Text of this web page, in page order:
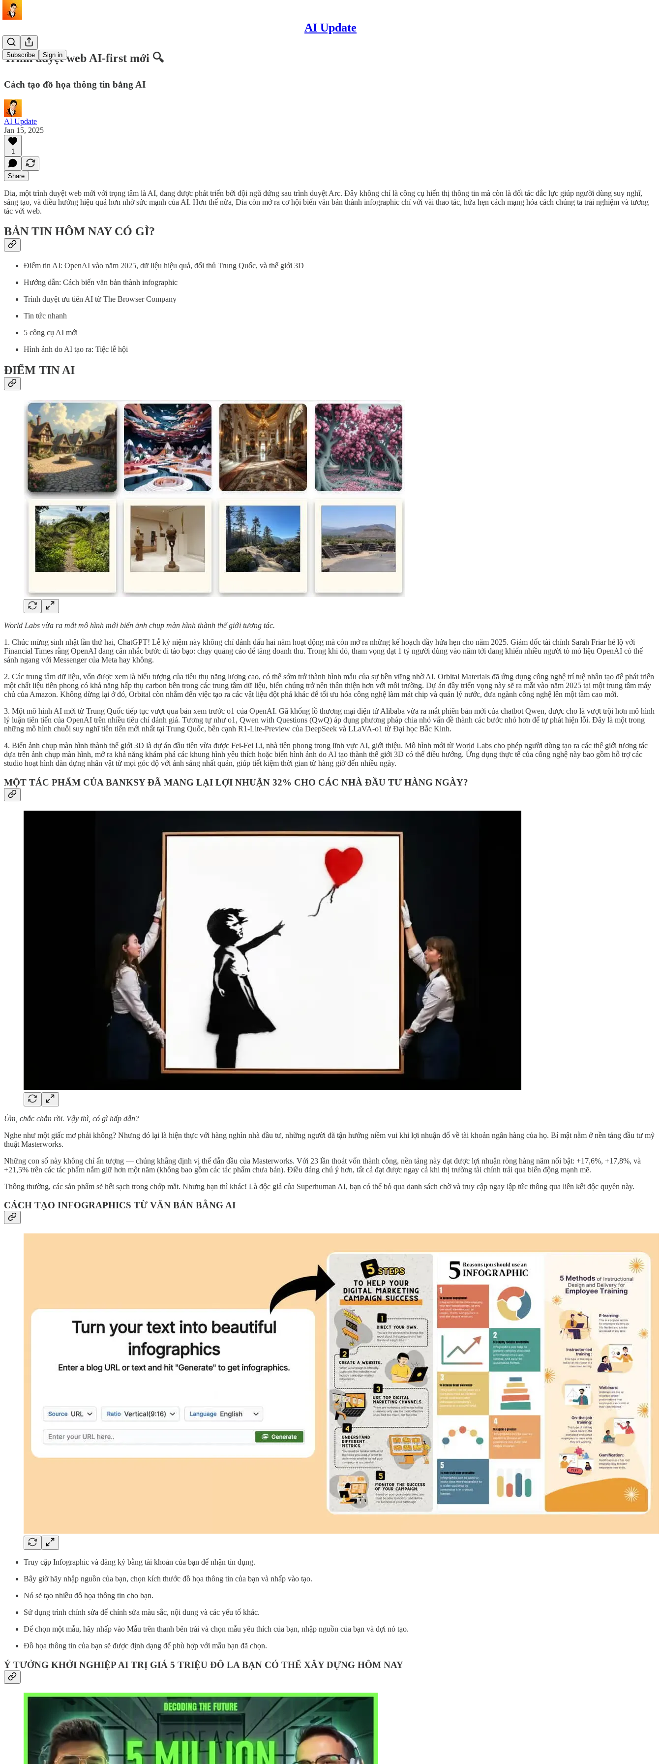
AI Update
Subscribe Sign in
Trình duyệt web AI-first mới 🔍
Cách tạo đồ họa thông tin bằng AI
AI Update
Jan 15, 2025
1
Share
Dia, một trình duyệt web mới với trọng tâm là AI, đang được phát triển bởi đội ngũ đứng sau trình duyệt Arc. Đây không chỉ là công cụ hiển thị thông tin mà còn là đối tác đắc lực giúp người dùng suy nghĩ,
sáng tạo, và điều hướng hiệu quả hơn nhờ sức mạnh của AI. Hơn thế nữa, Dia còn mở ra cơ hội biến văn bản thành infographic chỉ với vài thao tác, hứa hẹn cách mạng hóa cách chúng ta trải nghiệm và tương
tác với web.
BẢN TIN HÔM NAY CÓ GÌ?
Điểm tin AI: OpenAI vào năm 2025, dữ liệu hiệu quả, đối thủ Trung Quốc, và thế giới 3D
Hướng dẫn: Cách biến văn bản thành infographic
Trình duyệt ưu tiên AI từ The Browser Company
Tin tức nhanh
5 công cụ AI mới
Hình ảnh do AI tạo ra: Tiệc lễ hội
ĐIỂM TIN AI
World Labs vừa ra mắt mô hình mới biến ảnh chụp màn hình thành thế giới tương tác.
1. Chúc mừng sinh nhật lần thứ hai, ChatGPT! Lễ kỷ niệm này không chỉ đánh dấu hai năm hoạt động mà còn mở ra những kế hoạch đầy hứa hẹn cho năm 2025. Giám đốc tài chính Sarah Friar hé lộ với
Financial Times rằng OpenAI đang cân nhắc bước đi táo bạo: chạy quảng cáo để tăng doanh thu. Trong khi đó, tham vọng đạt 1 tỷ người dùng vào năm tới đang khiến nhiều người tò mò liệu OpenAI có thể
sánh ngang với Messenger của Meta hay không.
2. Các trung tâm dữ liệu, vốn được xem là biểu tượng của tiêu thụ năng lượng cao, có thể sớm trở thành hình mẫu của sự bền vững nhờ AI. Orbital Materials đã ứng dụng công nghệ trí tuệ nhân tạo để phát triển
một chất liệu tiên phong có khả năng hấp thụ carbon bên trong các trung tâm dữ liệu, biến chúng trở nên thân thiện hơn với môi trường. Dự án đầy triển vọng này sẽ ra mắt vào năm 2025 tại một trung tâm máy
chủ của Amazon. Không dừng lại ở đó, Orbital còn nhắm đến việc tạo ra các vật liệu đột phá khác để tối ưu hóa công nghệ làm mát chip và quản lý nước, đưa ngành công nghệ lên một tầm cao mới.
3. Một mô hình AI mới từ Trung Quốc tiếp tục vượt qua bản xem trước o1 của OpenAI. Gã khổng lồ thương mại điện tử Alibaba vừa ra mắt phiên bản mới của chatbot Qwen, được cho là vượt trội hơn mô hình
lý luận tiên tiến của OpenAI trên nhiều tiêu chí đánh giá. Tương tự như o1, Qwen with Questions (QwQ) áp dụng phương pháp chia nhỏ vấn đề thành các bước nhỏ hơn để tự phát hiện lỗi. Đây là một trong
những mô hình chuỗi suy nghĩ tiên tiến mới nhất tại Trung Quốc, bên cạnh R1-Lite-Preview của DeepSeek và LLaVA-o1 từ Đại học Bắc Kinh.
4. Biến ảnh chụp màn hình thành thế giới 3D là dự án đầu tiên vừa được Fei-Fei Li, nhà tiên phong trong lĩnh vực AI, giới thiệu. Mô hình mới từ World Labs cho phép người dùng tạo ra các thế giới tương tác
dựa trên ảnh chụp màn hình, mở ra khả năng khám phá các khung hình yêu thích hoặc biến hình ảnh do AI tạo thành thế giới 3D có thể điều hướng. Ứng dụng thực tế của công nghệ này bao gồm hỗ trợ các
studio hoạt hình dàn dựng nhân vật từ mọi góc độ với ánh sáng nhất quán, giúp tiết kiệm thời gian từ hàng giờ đến nhiều ngày.
MỘT TÁC PHẨM CỦA BANKSY ĐÃ MANG LẠI LỢI NHUẬN 32% CHO CÁC NHÀ ĐẦU TƯ HÀNG NGÀY?
Ừm, chắc chắn rồi. Vậy thì, có gì hấp dẫn?
Nghe như một giấc mơ phải không? Nhưng đó lại là hiện thực với hàng nghìn nhà đầu tư, những người đã tận hưởng niềm vui khi lợi nhuận đổ về tài khoản ngân hàng của họ. Bí mật nằm ở nền tảng đầu tư mỹ
thuật Masterworks.
Những con số này không chỉ ấn tượng — chúng khẳng định vị thế dẫn đầu của Masterworks. Với 23 lần thoát vốn thành công, nền tảng này đạt được lợi nhuận ròng hàng năm nổi bật: +17,6%, +17,8%, và
+21,5% trên các tác phẩm nắm giữ hơn một năm (không bao gồm các tác phẩm chưa bán). Điều đáng chú ý hơn, tất cả đạt được ngay cả khi thị trường tài chính trải qua biến động mạnh mẽ.
Thông thường, các sản phẩm sẽ hết sạch trong chớp mắt. Nhưng bạn thì khác! Là độc giả của Superhuman AI, bạn có thể bỏ qua danh sách chờ và truy cập ngay lập tức thông qua liên kết độc quyền này.
CÁCH TẠO INFOGRAPHICS TỪ VĂN BẢN BẰNG AI
Truy cập Infographic và đăng ký bằng tài khoản của bạn để nhận tín dụng.
Bây giờ hãy nhập nguồn của bạn, chọn kích thước đồ họa thông tin của bạn và nhấp vào tạo.
Nó sẽ tạo nhiều đồ họa thông tin cho bạn.
Sử dụng trình chỉnh sửa để chỉnh sửa màu sắc, nội dung và các yếu tố khác.
Để chọn một mẫu, hãy nhấp vào Mẫu trên thanh bên trái và chọn mẫu yêu thích của bạn, nhập nguồn của bạn và đợi nó tạo.
Đồ họa thông tin của bạn sẽ được định dạng để phù hợp với mẫu bạn đã chọn.
Ý TƯỞNG KHỞI NGHIỆP AI TRỊ GIÁ 5 TRIỆU ĐÔ LA BẠN CÓ THỂ XÂY DỰNG HÔM NAY